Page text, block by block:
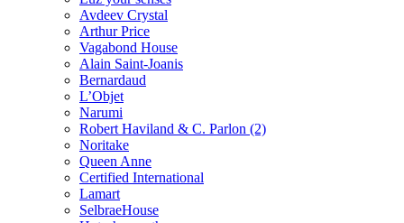
Avdeev Crystal
Arthur Price
Vagabond House
Alain Saint-Joanis
Bernardaud
L’Objet
Narumi
Robert Haviland & C. Parlon (2)
Noritakе
Queen Anne
Certified International
Lamart
SelbraeHouse